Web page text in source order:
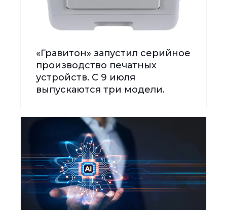
«Гравитон» запустил серийное
производство печатных
устройств. С 9 июля
выпускаются три модели.